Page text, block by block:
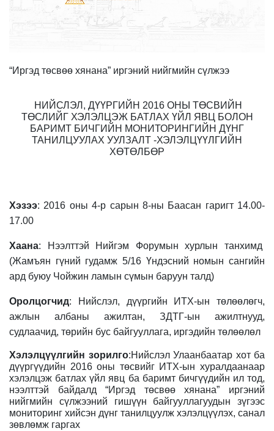
“Иргэд төсвөө хянана” иргэний нийгмийн сүлжээ
НИЙСЛЭЛ, ДҮҮРГИЙН 2016 ОНЫ ТӨСВИЙН
ТӨСЛИЙГ ХЭЛЭЛЦЭЖ БАТЛАХ ҮЙЛ ЯВЦ БОЛОН
БАРИМТ БИЧГИЙН МОНИТОРИНГИЙН ДҮНГ
ТАНИЛЦУУЛАХ УУЛЗАЛТ -ХЭЛЭЛЦҮҮЛГИЙН
ХӨТӨЛБӨР
Хэзээ: 2016 оны 4-р сарын 8-ны Баасан гаригт 14.00-
17.00
Хаана: Нээлттэй Нийгэм Форумын хурлын танхимд
(Жамъян гүний гудамж 5/16 Үндэсний номын сангийн
ард буюу Чойжин ламын сүмын баруун талд)
Оролцогчид: Нийслэл, дүүргийн ИТХ-ын төлөөлөгч,
ажлын албаны ажилтан, ЗДТГ-ын ажилтнууд,
судлаачид, төрийн бус байгууллага, иргэдийн төлөөлөл
Хэлэлцүүлгийн зорилго:Нийслэл Улаанбаатар хот ба
дүүргүүдийн 2016 оны төсвийг ИТХ-ын хуралдаанаар
хэлэлцэж батлах үйл явц ба баримт бичгүүдийн ил тод,
нээлттэй байдалд “Иргэд төсвөө хянана” иргэний
нийгмийн сүлжээний гишүүн байгууллагуудын зүгээс
мониторинг хийсэн дүнг танилцуулж хэлэлцүүлэх, санал
зөвлөмж гаргах